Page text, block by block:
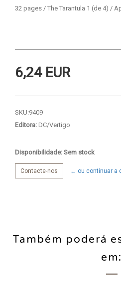
32 pages / The Tarantula 1 (de 4) /
6,24 EUR
SKU:9409
Editora: DC/Vertigo
Disponibilidade: Sem stock
Contacte-nos ← ou continuar a
Também poderá
em: